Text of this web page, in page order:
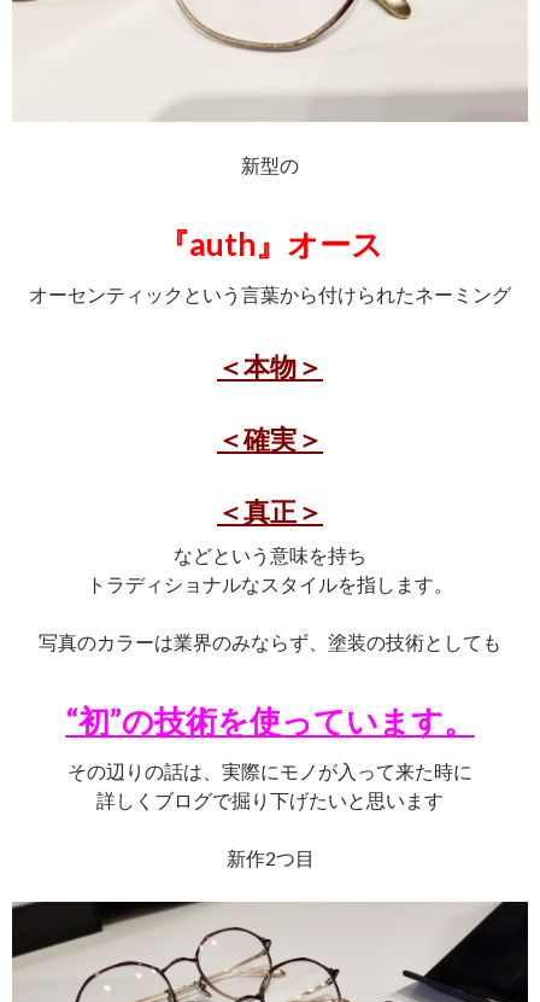
新型の
『auth』オース
オーセンティックという言葉から付けられたネーミング
＜本物＞
＜確実＞
＜真正＞
などという意味を持ち
トラディショナルなスタイルを指します。
写真のカラーは業界のみならず、塗装の技術としても
“初”の技術を使っています。
その辺りの話は、実際にモノが入って来た時に
詳しくブログで掘り下げたいと思います
新作2つ目